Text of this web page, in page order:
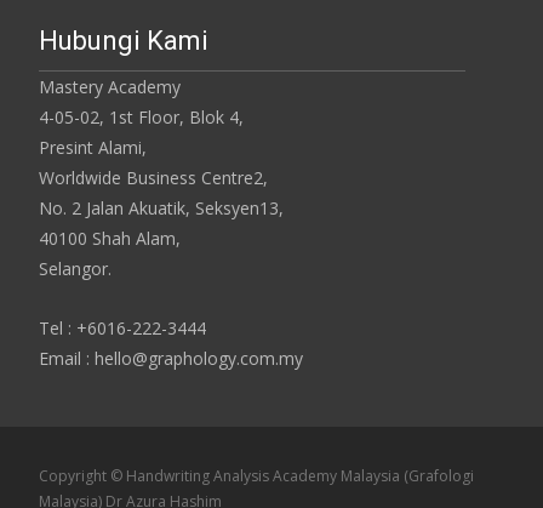
Hubungi Kami
Mastery Academy
4-05-02, 1st Floor, Blok 4,
Presint Alami,
Worldwide Business Centre2,
No. 2 Jalan Akuatik, Seksyen13,
40100 Shah Alam,
Selangor.
Tel : +6016-222-3444
Email : hello@graphology.com.my
Copyright © Handwriting Analysis Academy Malaysia (Grafologi
Malaysia) Dr Azura Hashim